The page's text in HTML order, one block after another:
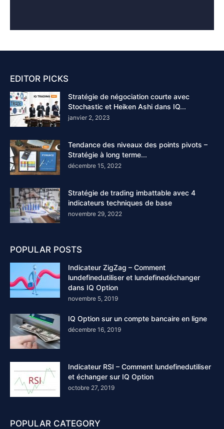
EDITOR PICKS
Stratégie de négociation courte avec
Stochastic et Heiken Ashi dans IQ...
janvier 2, 2023
Tendance des niveaux des points pivots –
Stratégie à long terme...
décembre 15, 2022
Stratégie de trading imbattable avec 4
indicateurs techniques de base
novembre 29, 2022
POPULAR POSTS
Indicateur ZigZag – Comment
lundefinedutiliser et lundefinedéchanger
dans IQ Option
novembre 5, 2019
IQ Option sur un compte bancaire en ligne
décembre 16, 2019
Indicateur RSI – Comment lundefinedutiliser
et échanger sur IQ Option
octobre 27, 2019
POPULAR CATEGORY